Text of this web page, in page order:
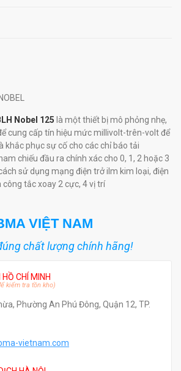
Nobel 125 là một thiết bị mô phỏng nhẹ,
cung cấp tín hiệu mức millivolt-trên-volt để
khắc phục sự cố cho các chỉ báo tải
chiếu đầu ra chính xác cho 0, 1, 2 hoặc 3
sử dụng mạng điện trở ilm kim loại, điện
tắc xoay 2 cực, 4 vị trí
VIỆT NAM
chất lượng chính hãng!
CHÍ MINH
kiểm tra tồn kho)
Phường An Phú Đông, Quận 12, TP.
vietnam.com